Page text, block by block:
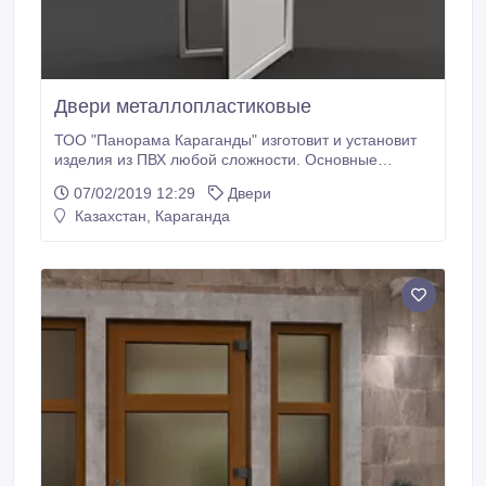
Двери металлопластиковые
ТОО "Панорама Караганды" изготовит и установит
изделия из ПВХ любой сложности. Основные
тепло- и звукоизоляция, которые имеют особую
ценность в частных домах, квартирах с проблемами
использовать двери ПВХ как межкомнатные,
балконные и входные.
07/02/2019 12:29
Двери
Казахстан, Караганда